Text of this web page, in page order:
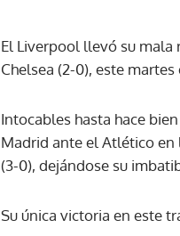
El Liverpool llevó su mala
Chelsea (2-0), este
Intocables hasta hace
Madrid ante el Atlético en
(3-0), dejándose su
Su única victoria en este